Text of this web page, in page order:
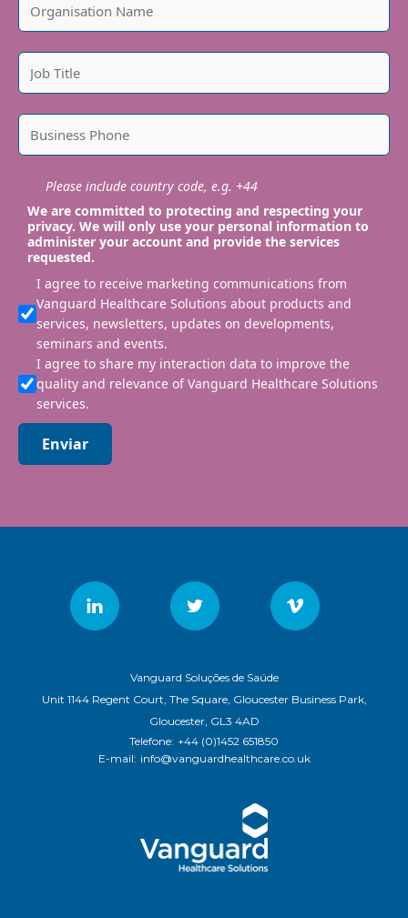
Please include country code, e.g. +44
We are committed to protecting and respecting your
privacy. We will only use your personal information to
administer your account and provide the services
requested.
I agree to receive marketing communications from
Vanguard Healthcare Solutions about products and
services, newsletters, updates on developments,
seminars and events.
I agree to share my interaction data to improve the
quality and relevance of Vanguard Healthcare Solutions
services.
Enviar
Vanguard Soluções de Saúde
Unit 1144 Regent Court, The Square, Gloucester Business Park,
Gloucester, GL3 4AD
Telefone: +44 (0)1452 651850
E-mail: info@vanguardhealthcare.co.uk